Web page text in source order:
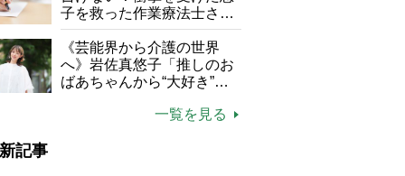
る」
子を救った作業療法士さん
の言葉
《芸能界から介護の世界
へ》岩佐真悠子「推しのお
ばあちゃんから“大好き”を
飛ぶ“やりがい”、介護の現
一覧を見る
記事